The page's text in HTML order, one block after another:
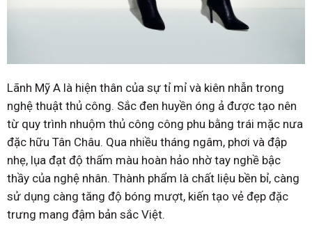
Lãnh Mỹ A là hiện thân của sự tỉ mỉ và kiên nhẫn trong
nghệ thuật thủ công. Sắc đen huyền óng ả được tạo nên
từ quy trình nhuộm thủ công công phu bằng trái mặc nưa
đặc hữu Tân Châu. Qua nhiều tháng ngâm, phơi và đập
nhẹ, lụa đạt độ thấm màu hoàn hảo nhờ tay nghề bậc
thầy của nghệ nhân. Thành phẩm là chất liệu bền bỉ, càng
sử dụng càng tăng độ bóng mượt, kiến tạo vẻ đẹp đặc
trưng mang đậm bản sắc Việt.